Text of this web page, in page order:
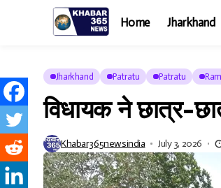
Home Jharkhand
Jharkhand Patratu Patratu
विधायक ने छात्र-
Khabar365newsindia July 3, 2026